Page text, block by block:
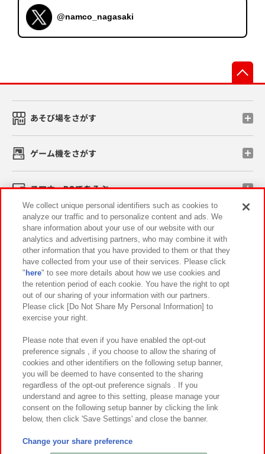
@namco_nagasaki
あそび場をさがす
ゲーム機をさがす
スマホ・PCであそぶ
イベント・キャンペーン
関連会社 サステナビリティ サイトポリシー
プライバシーポリシー ウェブアクセシビリティ方針と検証結果
お取引先さまとともに
カスタマーハラスメント対応方針 よくあるご質問・お問い合わせ
©Bandai Namco Amusement Inc.
©Bandai Namco Amusement Lab Inc.
We collect unique personal identifiers such as cookies to
analyze our traffic and to personalize content and ads. We
share information about your use of our website with our
analytics and advertising partners, who may combine it with
other information that you have provided to them or that they
have collected from your use of their services. Please click
" here" to see more details about how we use cookies and
the retention period of each cookie. You have the right to opt
out of our sharing of your information with our partners.
Please click [Do Not Share My Personal Information] to
exercise your right.
Please note that even if you have enabled the opt-out
preference signals , if you choose to allow the sharing of
cookies and other identifiers on the following setup banner,
you will be deemed to have consented to the sharing
regardless of the opt-out preference signals . If you
understand and agree to this setting, please manage your
consent on the following setup banner by clicking the link
below, then click 'Save Settings' and close the banner.
Change your share preference